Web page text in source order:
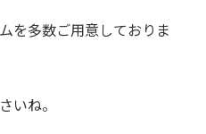
を多数ご用意しておりま
いね。